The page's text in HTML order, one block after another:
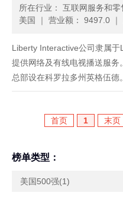
所在行业： 互联网服务和零
美国
｜ 营业额： 9497.0 ｜
Liberty Interactive公司隶属于
提供网络及有线电视播送服务
总部设在科罗拉多州英格伍德
首页 1 末页
榜单类型：
美国500强(1)